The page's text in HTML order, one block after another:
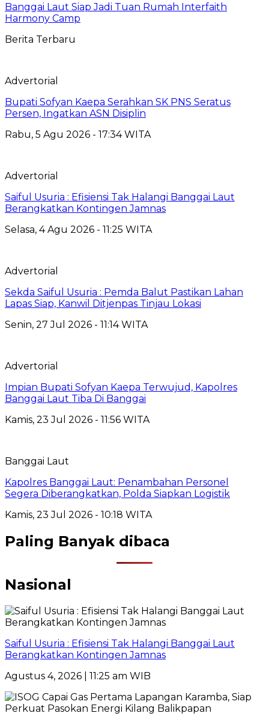
Banggai Laut Siap Jadi Tuan Rumah Interfaith
Harmony Camp
Berita Terbaru
Advertorial
Bupati Sofyan Kaepa Serahkan SK PNS Seratus
Persen, Ingatkan ASN Disiplin
Rabu, 5 Agu 2026 - 17:34 WITA
Advertorial
Saiful Usuria : Efisiensi Tak Halangi Banggai Laut
Berangkatkan Kontingen Jamnas
Selasa, 4 Agu 2026 - 11:25 WITA
Advertorial
Sekda Saiful Usuria : Pemda Balut Pastikan Lahan
Lapas Siap, Kanwil Ditjenpas Tinjau Lokasi
Senin, 27 Jul 2026 - 11:14 WITA
Advertorial
Impian Bupati Sofyan Kaepa Terwujud, Kapolres
Banggai Laut Tiba Di Banggai
Kamis, 23 Jul 2026 - 11:56 WITA
Banggai Laut
Kapolres Banggai Laut: Penambahan Personel
Segera Diberangkatkan, Polda Siapkan Logistik
Kamis, 23 Jul 2026 - 10:18 WITA
Paling Banyak dibaca
Nasional
Saiful Usuria : Efisiensi Tak Halangi Banggai Laut
Berangkatkan Kontingen Jamnas
Agustus 4, 2026 | 11:25 am WIB